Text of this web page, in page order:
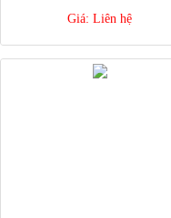
Giá: Liên hệ